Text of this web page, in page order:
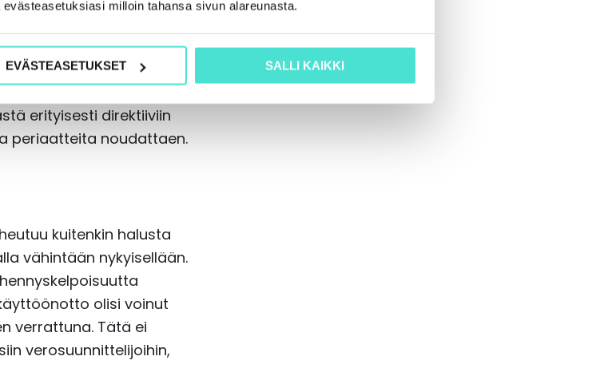
milloin tahansa sivun alareunasta.
EVÄSTEASETUKSET SALLI KAIKKI
sietävän
verotukseen. Tämä
erityisesti direktiiviin
periaatteita noudattaen.
kuitenkin halusta
vähintään nykyisellään.
olisi voinut
verrattuna. Tätä ei
verosuunnittelijoihin,